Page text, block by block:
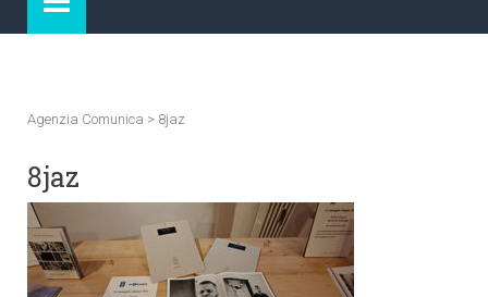
Agenzia Comunica > 8jaz
8jaz